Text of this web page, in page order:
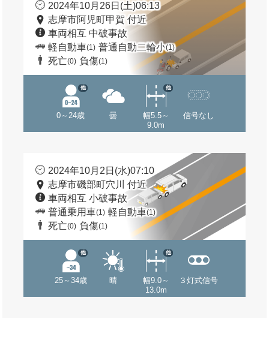
2024年10月26日(土)06:13
志摩市阿児町甲賀 付近
車両相互 中破事故
軽自動車(1) 普通自動二輪小(1)
死亡(0) 負傷(1)
0～24歳
他
曇
幅5.5～
9.0m
他
信号なし
2024年10月2日(水)07:10
志摩市磯部町穴川 付近
車両相互 小破事故
普通乗用車(1) 軽自動車(1)
死亡(0) 負傷(1)
25～34歳
他
晴
幅9.0～
13.0m
他
３灯式信号